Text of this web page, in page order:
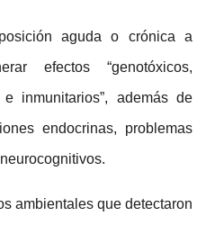
aguda o crónica a
efectos “genotóxicos,
inmunitarios”, además de
endocrinas, problemas
ambientales que detectaron